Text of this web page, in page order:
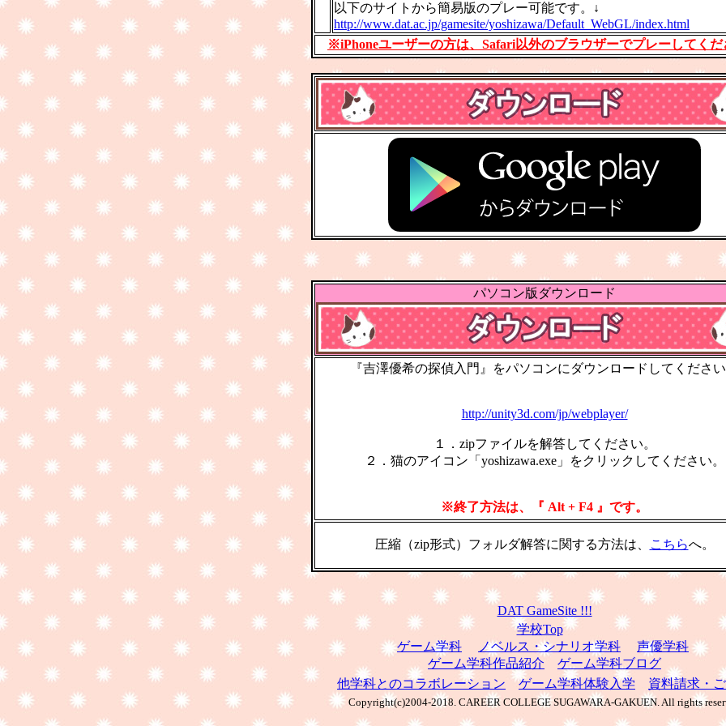
以下のサイトから簡易版のプレー可能です。↓
http://www.dat.ac.jp/gamesite/yoshizawa/Default_WebGL/index.html
※iPhoneユーザーの方は、Safari以外のブラウザーでプレーしてくだ
パソコン版ダウンロード
『吉澤優希の探偵入門』をパソコンにダウンロードしてくださ
http://unity3d.com/jp/webplayer/
１．zipファイルを解答してください。
２．猫のアイコン「yoshizawa.exe」をクリックしてください。
※終了方法は、『 Alt + F4 』です。
圧縮（zip形式）フォルダ解答に関する方法は、 こちらへ。
DAT GameSite !!!
学校Top
ゲーム学科
ノベルス・シナリオ学科
声優学科
ゲーム学科作品紹介
ゲーム学科ブログ
他学科とのコラボレーション
ゲーム学科体験入学 資料請求・
Copyright(c)2004-2018. CAREER COLLEGE SUGAWARA-GAKUEN. All rights